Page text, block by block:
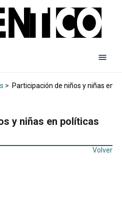
> Participación de niños y niñas en
y niñas en políticas
Volver